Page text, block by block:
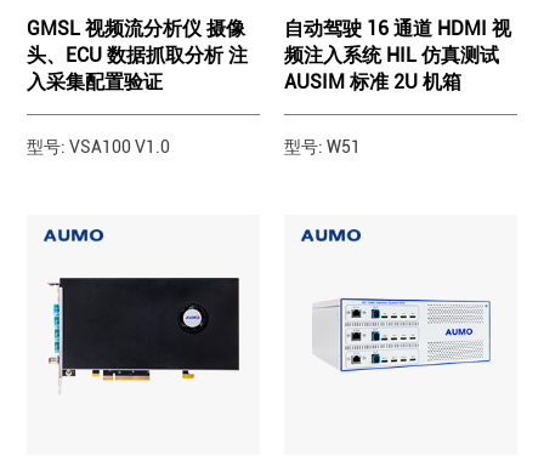
GMSL 视频流分析仪 摄像
头、ECU 数据抓取分析 注
入采集配置验证
型号: VSA100 V1.0
自动驾驶 16 通道 HDMI 视
频注入系统 HIL 仿真测试
AUSIM 标准 2U 机箱
型号: W51